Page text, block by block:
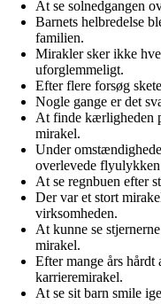
At se solnedgangen
Barnets helbredelse
familien.
Mirakler sker ikke
uforglemmeligt.
Efter flere forsøg
Nogle gange er det
At finde kærligheden
mirakel.
Under
overlevede
At se regnbuen efter
Der var et stort
virksomheden.
At kunne se
mirakel.
Efter mange års hårdt
karrieremirakel.
At se sit barn smile